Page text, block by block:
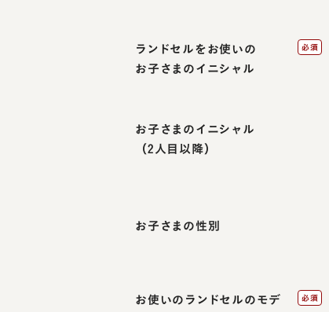
ランドセルをお使いの
お子さまのイニシャル
必須
お子さまのイニシャル
（2人目以降）
お子さまの性別
お使いのランドセルのモデ
必須